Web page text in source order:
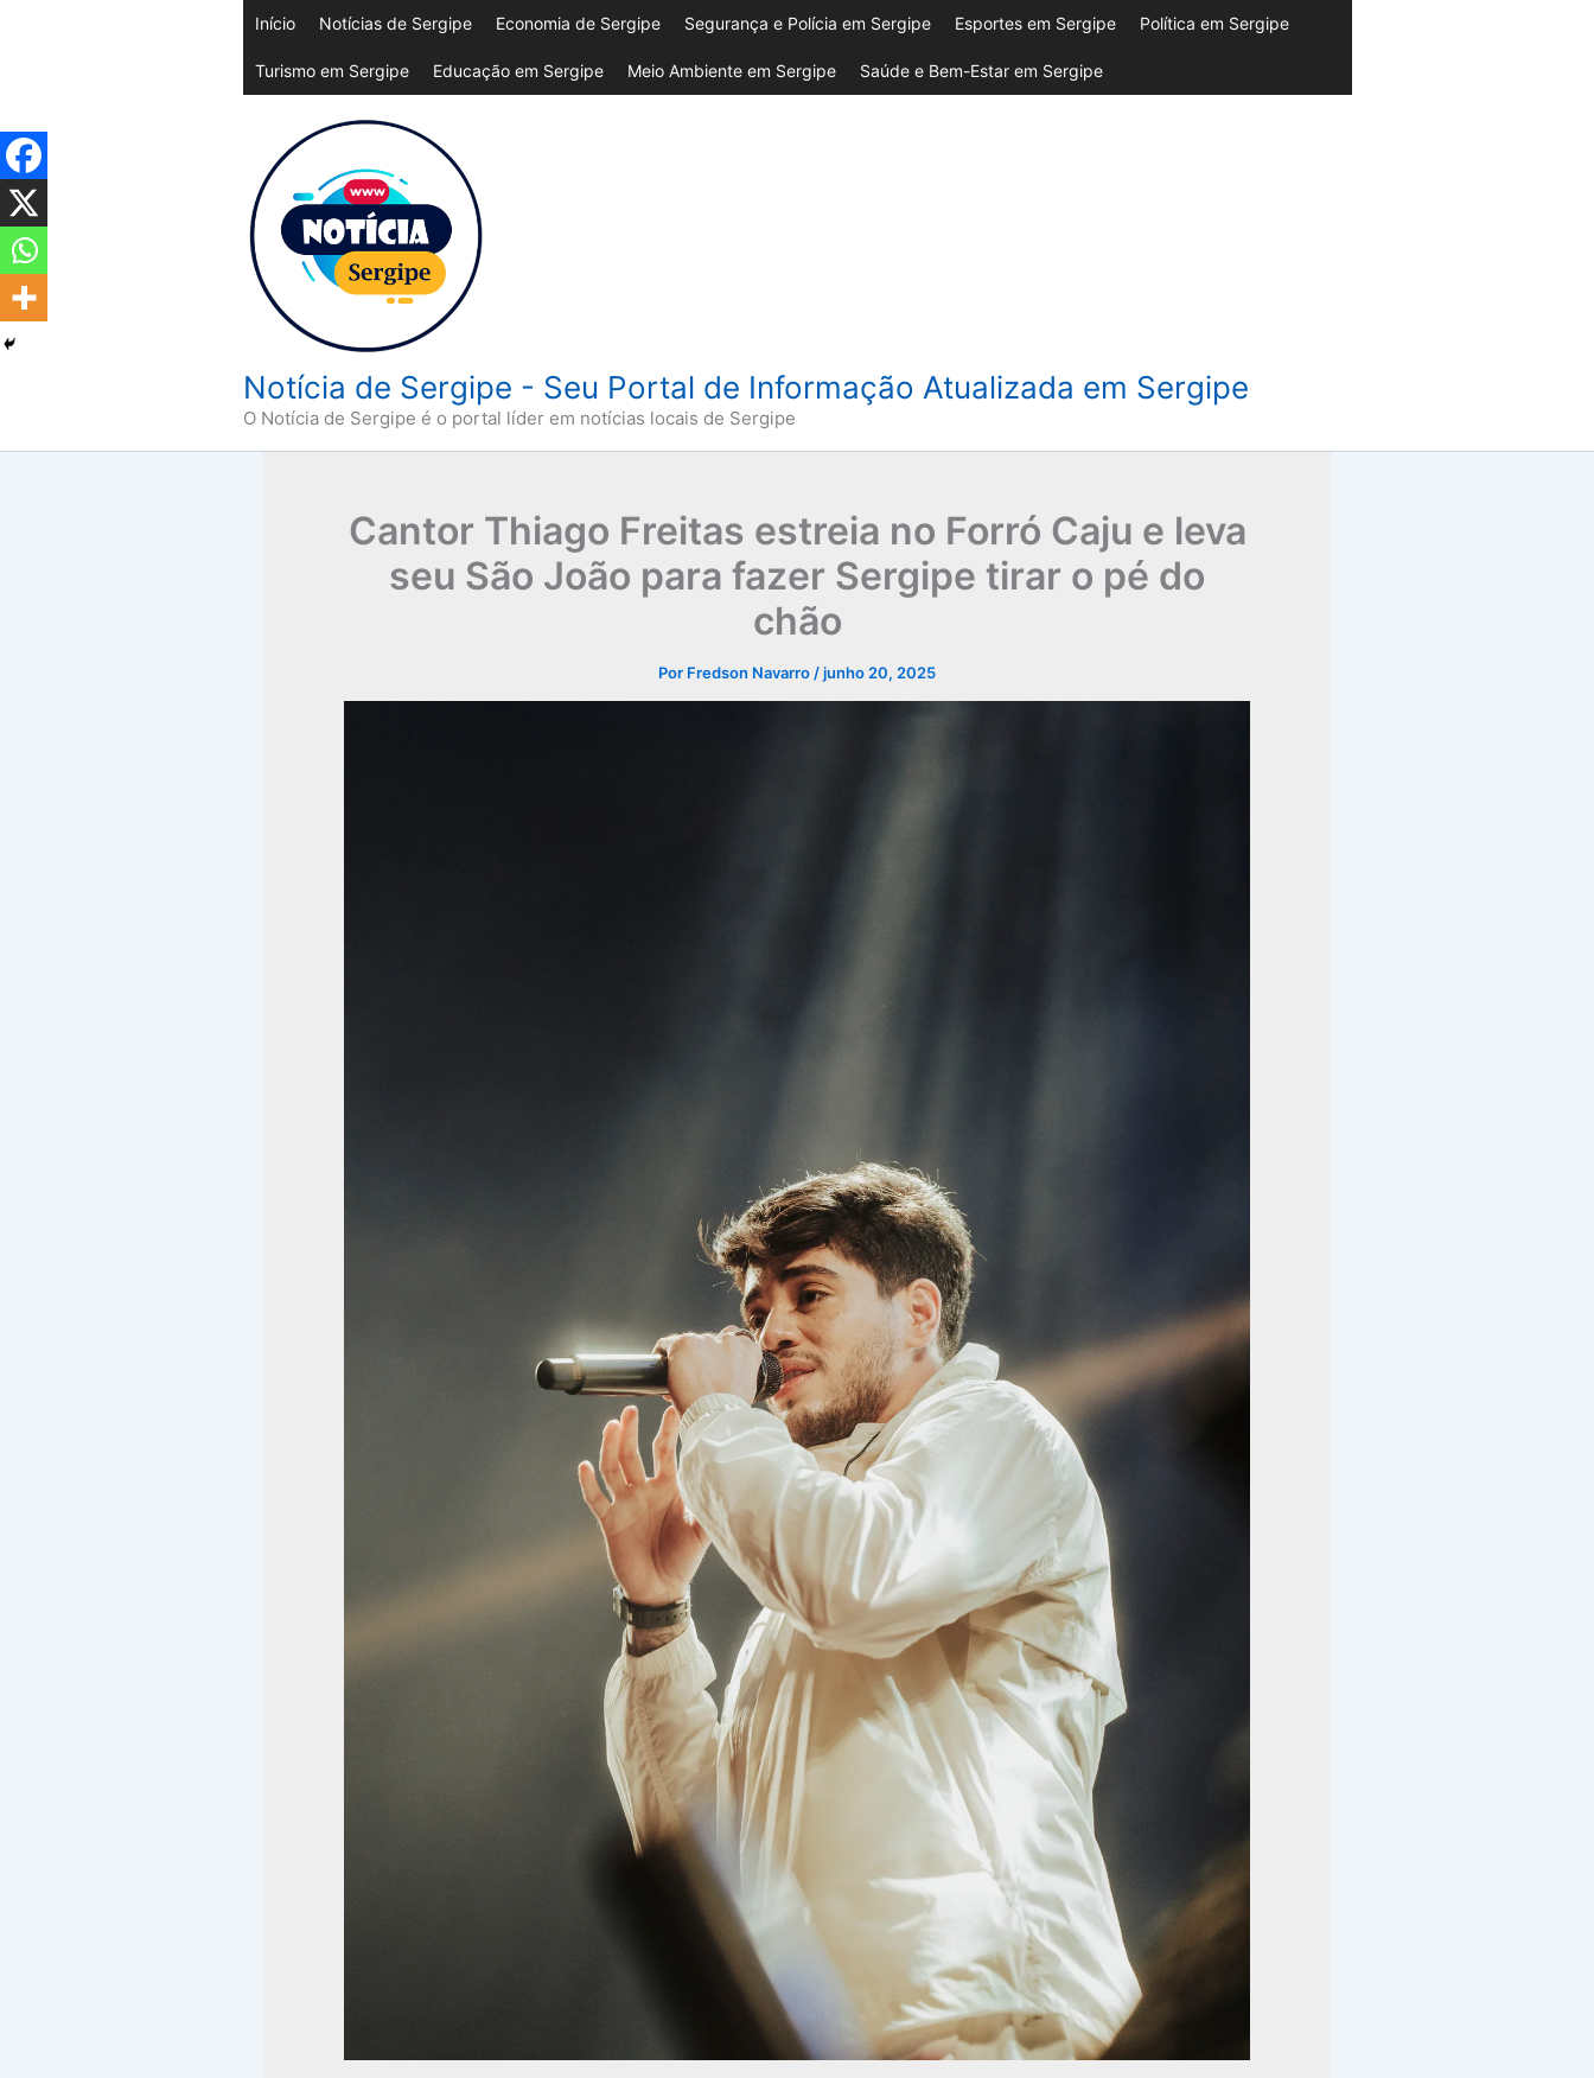
Início Notícias de Sergipe Economia de Sergipe Segurança e Polícia em Sergipe Esportes em Sergipe Política em Sergipe
Turismo em Sergipe Educação em Sergipe Meio Ambiente em Sergipe Saúde e Bem-Estar em Sergipe
Notícia de Sergipe - Seu Portal de Informação Atualizada em Sergipe
O Notícia de Sergipe é o portal líder em notícias locais de Sergipe
Cantor Thiago Freitas estreia no Forró Caju e leva
seu São João para fazer Sergipe tirar o pé do
chão
Por Fredson Navarro /junho 20, 2025